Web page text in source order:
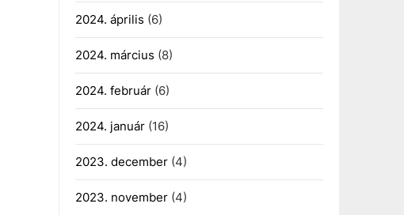
2024. április (6)
2024. március (8)
2024. február(6)
2024. január(16)
2023. december(4)
2023. november(4)